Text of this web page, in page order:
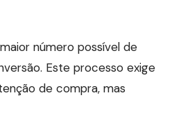
número possível de
Este processo exige
de compra, mas